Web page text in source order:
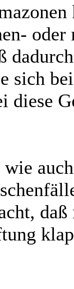
oder
sich
diese